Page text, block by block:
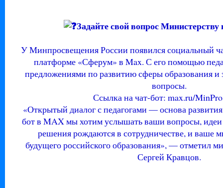
Задайте свой вопрос
У Минпросвещения России появился социальный
платформе «Сферум» в Max. С его помощью
предложениями по развитию сферы образования и
вопросы.
Ссылка на чат-бот:max.ru/
«Открытый диалог с педагогами — основа
бот в MAX мы хотим услышать ваши вопросы,
решения рождаются в сотрудничестве, и ваше
будущего российского образования», — отметил
Сергей Кравцов.